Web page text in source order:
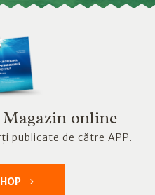
online
publicate de către APP.